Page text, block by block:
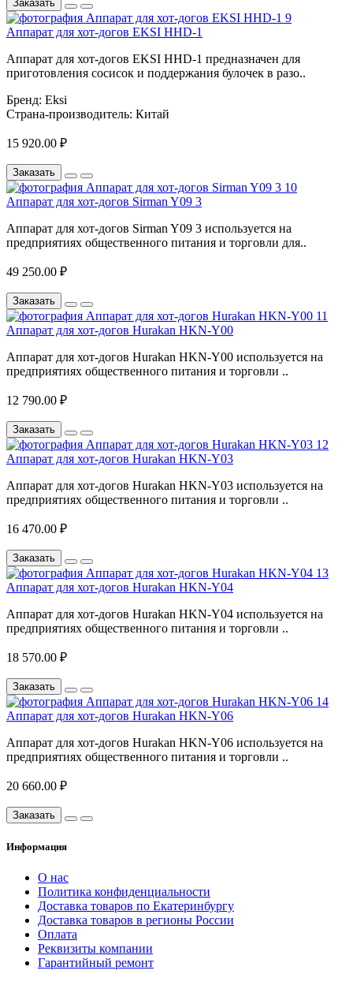
Заказать
Аппарат для хот-догов EKSI HHD-1
Аппарат для хот-догов EKSI HHD-1 предназначен для
приготовления сосисок и поддержания булочек в разо..
Бренд: Eksi
Страна-производитель: Китай
15 920.00 ₽
Заказать
Аппарат для хот-догов Sirman Y09 3
Аппарат для хот-догов Sirman Y09 3 используется на
предприятиях общественного питания и торговли для..
49 250.00 ₽
Заказать
Аппарат для хот-догов Hurakan HKN-Y00
Аппарат для хот-догов Hurakan HKN-Y00 используется на
предприятиях общественного питания и торговли ..
12 790.00 ₽
Заказать
Аппарат для хот-догов Hurakan HKN-Y03
Аппарат для хот-догов Hurakan HKN-Y03 используется на
предприятиях общественного питания и торговли ..
16 470.00 ₽
Заказать
Аппарат для хот-догов Hurakan HKN-Y04
Аппарат для хот-догов Hurakan HKN-Y04 используется на
предприятиях общественного питания и торговли ..
18 570.00 ₽
Заказать
Аппарат для хот-догов Hurakan HKN-Y06
Аппарат для хот-догов Hurakan HKN-Y06 используется на
предприятиях общественного питания и торговли ..
20 660.00 ₽
Заказать
Информация
О нас
Политика конфиденциальности
Доставка товаров по Екатеринбургу
Доставка товаров в регионы России
Оплата
Реквизиты компании
Гарантийный ремонт